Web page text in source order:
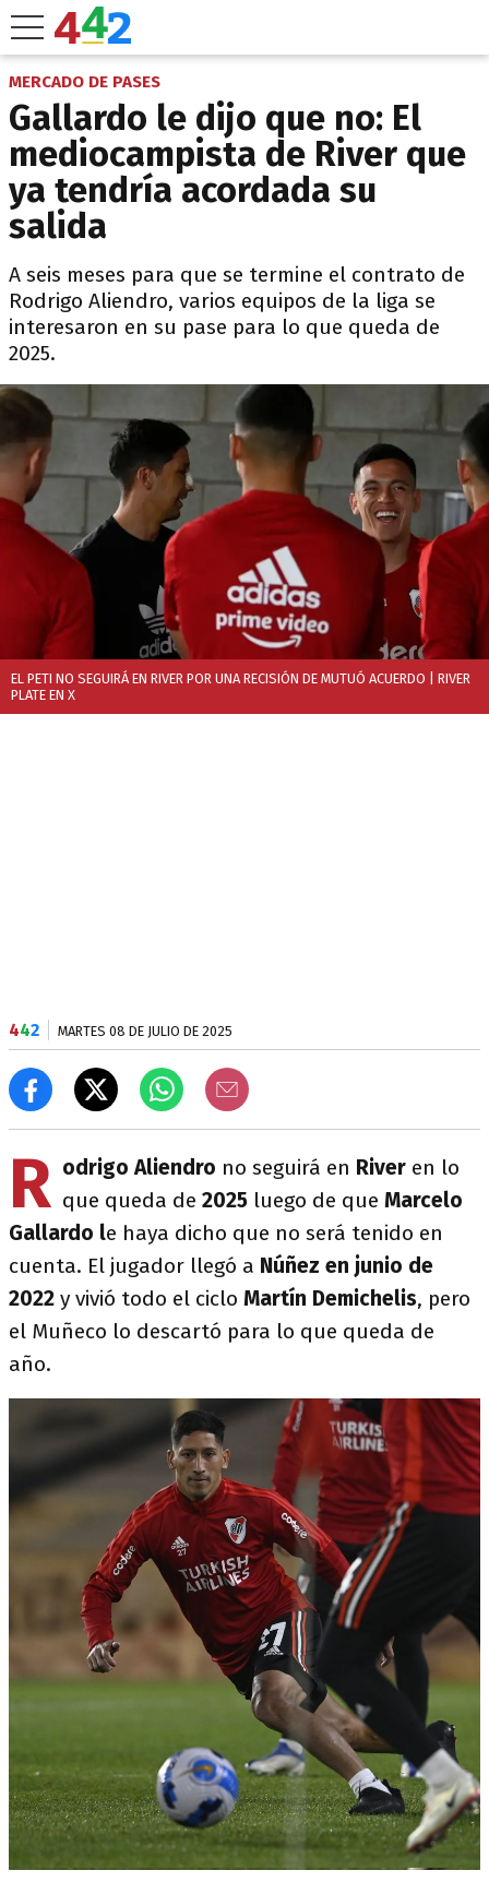
MERCADO DE PASES
Gallardo le dijo que no: El
mediocampista de River que
ya tendría acordada su
salida
A seis meses para que se termine el contrato de
Rodrigo Aliendro, varios equipos de la liga se
interesaron en su pase para lo que queda de
2025.
EL PETI NO SEGUIRÁ EN RIVER POR UNA RECISIÓN DE MUTUÓ ACUERDO | RIVER
PLATE EN X
442 MARTES 08 DE JULIO DE 2025
R odrigo Aliendro no seguirá en River en lo
que queda de 2025 luego de que Marcelo
Gallardo le haya dicho que no será tenido en
cuenta. El jugador llegó a Núñez en junio de
2022 y vivió todo el ciclo Martín Demichelis, pero
el Muñeco lo descartó para lo que queda de
año.